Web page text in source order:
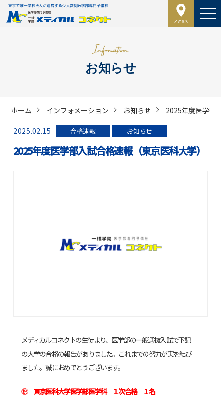
お知らせ
ホーム インフォメーション お知らせ 2025年度医学部
2025.02.15 合格速報 お知らせ
2025年度医学部入試合格速報（東京医科大学）
メディカルコネクトの生徒より、医学部の一般選抜入試で下記
の大学の合格の報告がありました。これまでの努力が実を結び
ました。誠におめでとうございます。
㊗東京医科大学医学部医学科１次合格 １名